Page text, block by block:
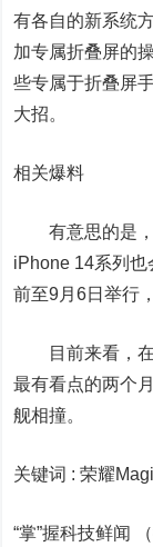
有各自的新系统
加专属折叠屏的
些专属于折叠屏
大招。
相关爆料
有意思的是，
iPhone 14系列
前至9月6日举行
目前来看，在
最有看点的两个
舰相撞。
关键词 :荣耀
“掌”握科技鲜闻